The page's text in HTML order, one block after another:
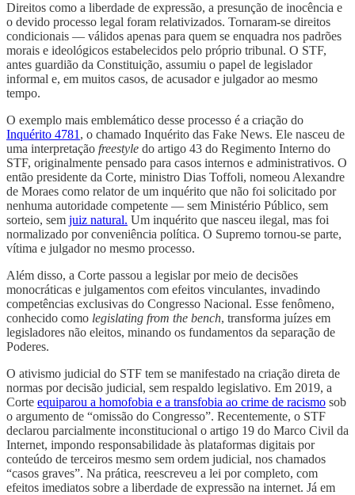
Direitos como a liberdade de expressão, a presunção de inocência e
o devido processo legal foram relativizados. Tornaram-se direitos
condicionais — válidos apenas para quem se enquadra nos padrões
morais e ideológicos estabelecidos pelo próprio tribunal. O STF,
antes guardião da Constituição, assumiu o papel de legislador
informal e, em muitos casos, de acusador e julgador ao mesmo
tempo.
O exemplo mais emblemático desse processo é a criação do
Inquérito 4781 , o chamado Inquérito das Fake News. Ele nasceu de
uma interpretação freestyle do artigo 43 do Regimento Interno do
STF, originalmente pensado para casos internos e administrativos. O
então presidente da Corte, ministro Dias Toffoli, nomeou Alexandre
de Moraes como relator de um inquérito que não foi solicitado por
nenhuma autoridade competente — sem Ministério Público, sem
sorteio, sem juiz natural. Um inquérito que nasceu ilegal, mas foi
normalizado por conveniência política. O Supremo tornou-se parte,
vítima e julgador no mesmo processo.
Além disso, a Corte passou a legislar por meio de decisões
monocráticas e julgamentos com efeitos vinculantes, invadindo
competências exclusivas do Congresso Nacional. Esse fenômeno,
conhecido como legislating from the bench, transforma juízes em
legisladores não eleitos, minando os fundamentos da separação de
Poderes.
O ativismo judicial do STF tem se manifestado na criação direta de
normas por decisão judicial, sem respaldo legislativo. Em 2019, a
Corte equiparou a homofobia e a transfobia ao crime de racismo sob
o argumento de “omissão do Congresso”. Recentemente, o STF
declarou parcialmente inconstitucional o artigo 19 do Marco Civil da
Internet, impondo responsabilidade às plataformas digitais por
conteúdo de terceiros mesmo sem ordem judicial, nos chamados
“casos graves”. Na prática, reescreveu a lei por completo, com
efeitos imediatos sobre a liberdade de expressão na internet. Já em